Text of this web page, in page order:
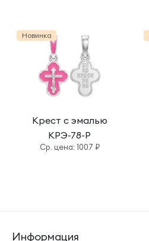
Новинка
Крест с эмалью
КРЭ-78-Р
Cр. цена: 1007 ₽
Информация
Склад готовой